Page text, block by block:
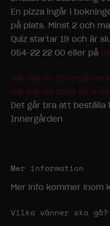
En pizza ingår i
på plats. Minst 2 och
Quiz startar 19 och är
054-22 22 00 eller på
Här har du
Här har du Cava 42´s
Det går bra att beställa
Innergården
Mer information
Mer info kommer inom
Vilka vänner ska gå?